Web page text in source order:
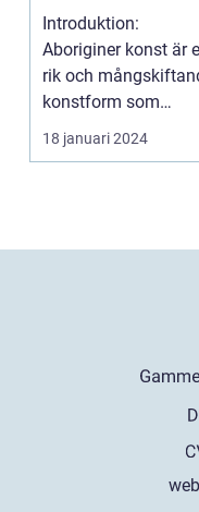
Australiens
Urinvånare
Introduktion:
Aboriginer konst är
rik och
konstform som
härstammar från
Australiens...
18 januari 2024